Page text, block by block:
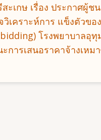
ะเกษ เรื่อง ประกาศผู้ช
เคราะห์การ แข็งตัวข
โรงพยาบาลอุ
ะการเสนอราคาจ้างเห